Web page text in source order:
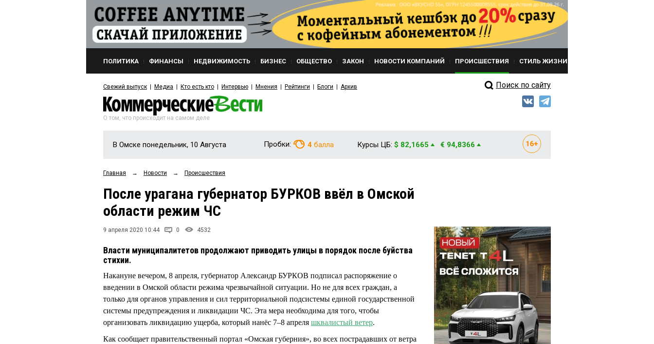
ПОЛИТИКА ФИНАНСЫ НЕДВИЖИМОСТЬ БИЗНЕС ОБЩЕСТВО ЗАКОН НОВОСТИ КОМПАНИЙ ПРОИСШЕСТВИЯ СТИЛЬ ЖИЗНИ
Свежий выпуск Медиа Кто есть кто Интервью Мнения Рейтинги Блоги Архив Поиск по сайту
О том, что происходит на самом деле
В Омске понедельник, 10 Августа Пробки: 4 балла Курсы ЦБ: $ 82,1665 € 94,8366
Главная → Новости → Происшествия
После урагана губернатор БУРКОВ ввёл в Омской
области режим ЧС
9 апреля 2020 10:44 0 4532
Власти муниципалитетов продолжают приводить улицы в порядок после буйства
стихии.
Накануне вечером, 8 апреля, губернатор Александр БУРКОВ подписал распоряжение о
введении в Омской области режима чрезвычайной ситуации. Но не для всех граждан, а
только для органов управления и сил территориальной подсистемы единой государственной
системы предупреждения и ликвидации ЧС. Эта мера необходима для того, чтобы
организовать ликвидацию ущерба, который нанёс 7–8 апреля шквалистый ветер.
Как сообщает правительственный портал «Омская губерния», во всех пострадавших от ветра